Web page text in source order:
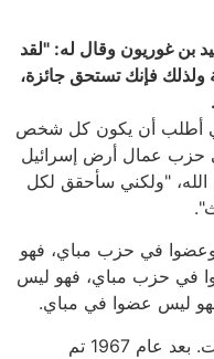
بن غوريون وقال له: "لقد
فإنك تستحق جائزة،
أطلب أن يكون كل شخص
حزب عمال أرض إسرائيل
الله، "ولكني سأحقق لكل
وعضوا في حزب مباي، فهو
في حزب مباي، فهو ليس
ليس عضوا في مباي.
هذه النكتة كانت شائعة في الخمسينيات. بعد عام 1967 تم